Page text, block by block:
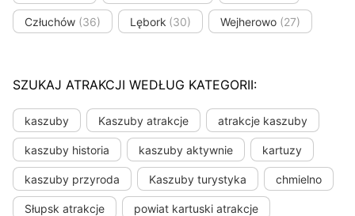
Człuchów (36) Lębork (30) Wejherowo (27)
SZUKAJ ATRAKCJI WEDŁUG KATEGORII:
kaszuby Kaszuby atrakcje atrakcje kaszuby
kaszuby historia kaszuby aktywnie kartuzy
kaszuby przyroda Kaszuby turystyka chmielno
Słupsk atrakcje powiat kartuski atrakcje